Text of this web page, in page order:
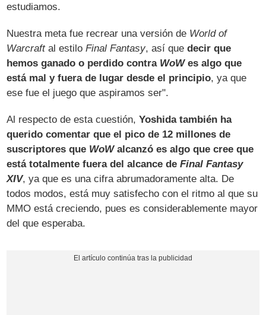
estudiamos.
Nuestra meta fue recrear una versión de World of
Warcraftal estiloFinal Fantasy, así quedecir que
hemos ganado o perdido contra WoWes algo que
está mal y fuera de lugar desde el principio, ya que
ese fue el juego que aspiramos ser".
Al respecto de esta cuestión,Yoshida también ha
querido comentar que el pico de 12 millones de
suscriptores que WoWalcanzó es algo que cree que
está totalmente fuera del alcance deFinal Fantasy
XIV, ya que es una cifra abrumadoramente alta. De
todos modos, está muy satisfecho con el ritmo al que su
MMO está creciendo, pues es considerablemente mayor
del que esperaba.